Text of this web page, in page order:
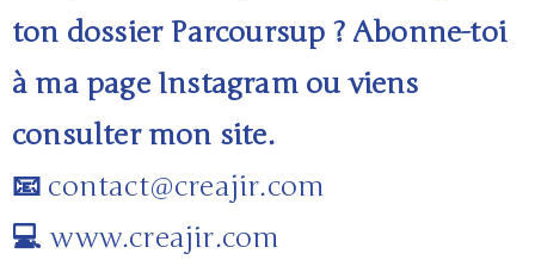
ton dossier Parcoursup ? Abonne-toi
à ma page Instagram ou viens
consulter mon site.
📧 contact@creajir.com
💻www.creajir.com